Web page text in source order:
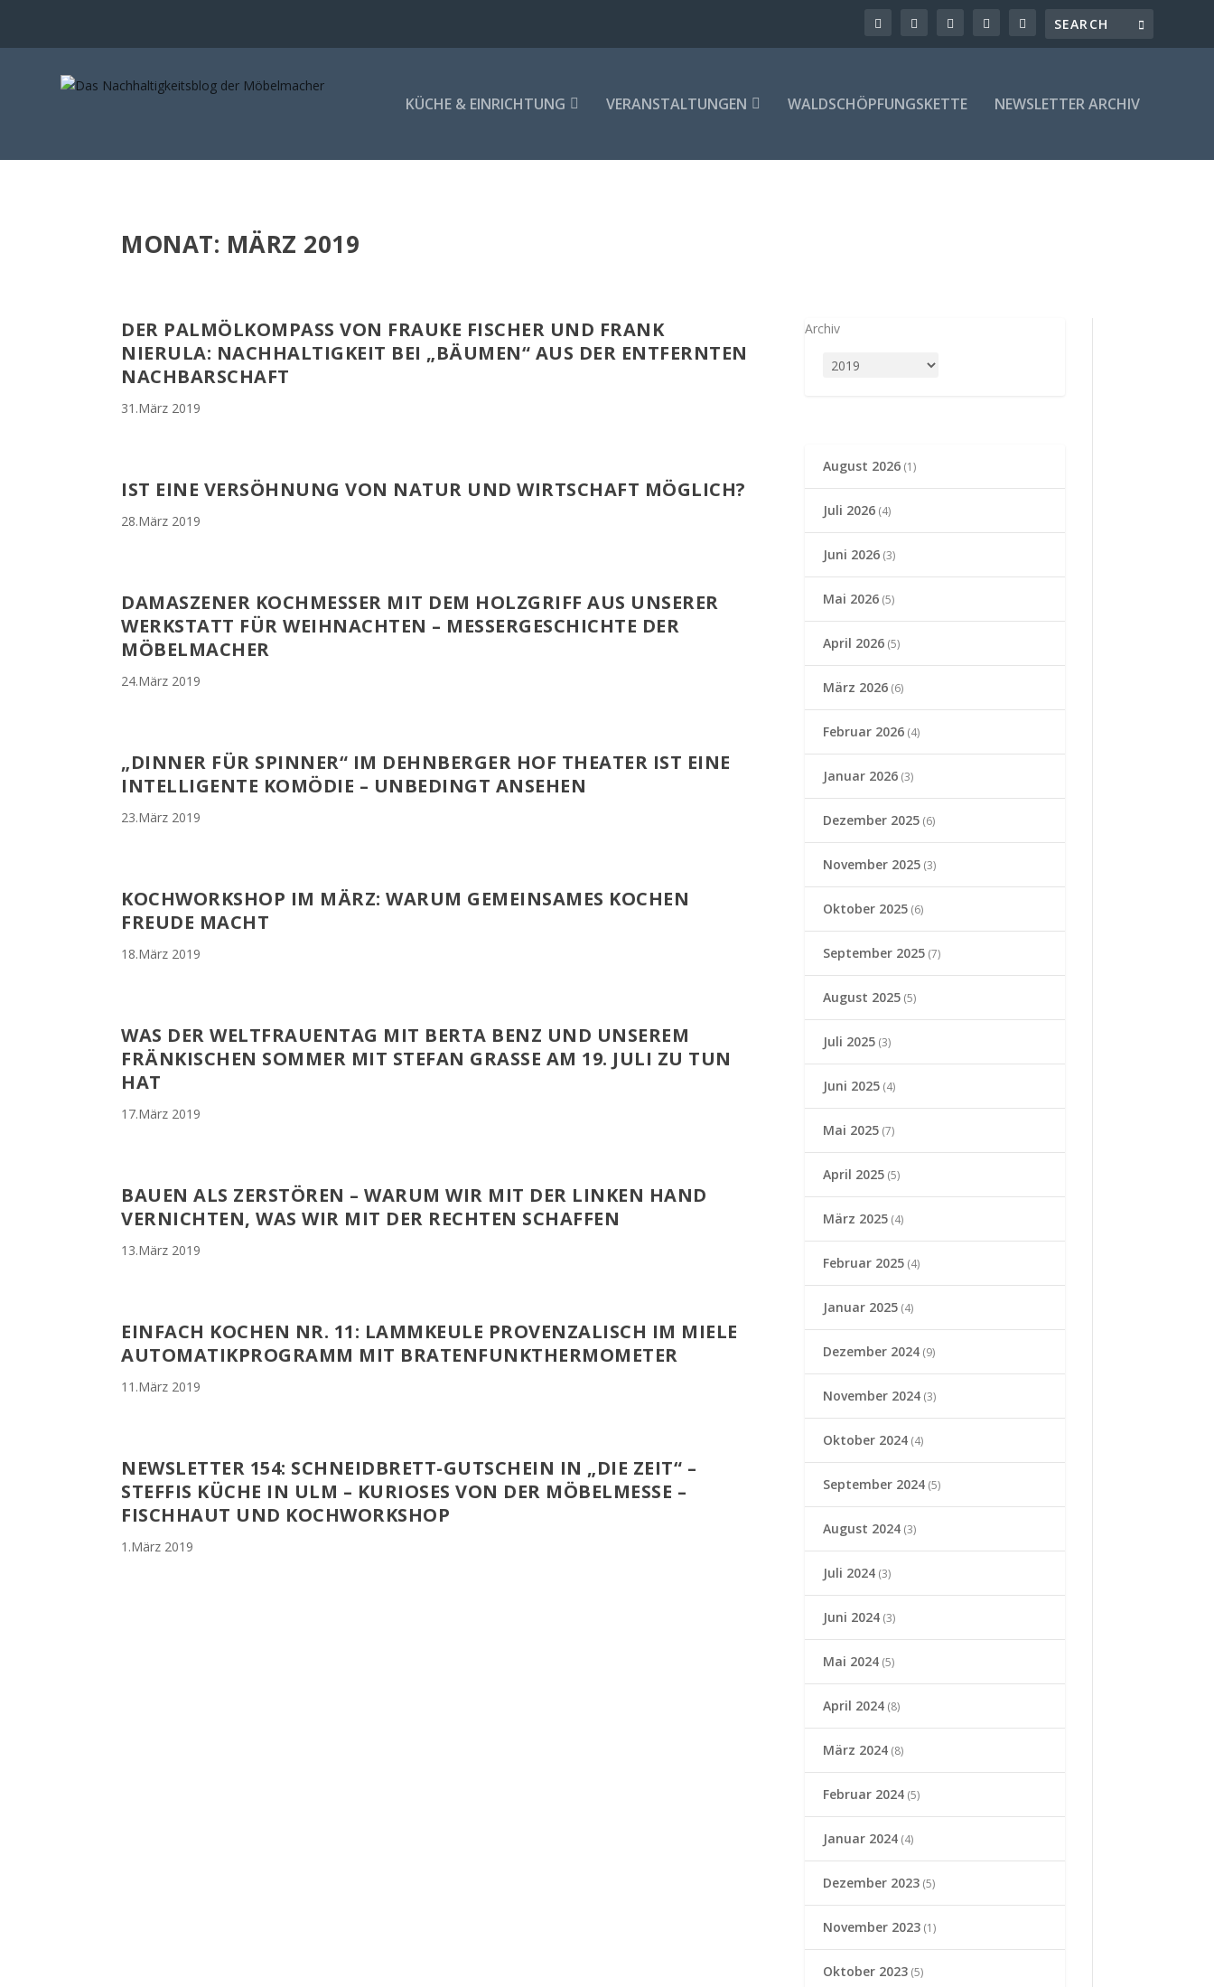
KÜCHE & EINRICHTUNG VERANSTALTUNGEN WALDSCHÖPFUNGSKETTE NEWSLETTER ARCHIV
MONAT: MÄRZ 2019
DER PALMÖLKOMPASS VON FRAUKE FISCHER UND FRANK
NIERULA: NACHHALTIGKEIT BEI „BÄUMEN“ AUS DER ENTFERNTEN
NACHBARSCHAFT
31.März 2019
IST EINE VERSÖHNUNG VON NATUR UND WIRTSCHAFT MÖGLICH?
28.März 2019
DAMASZENER KOCHMESSER MIT DEM HOLZGRIFF AUS UNSERER
WERKSTATT FÜR WEIHNACHTEN – MESSERGESCHICHTE DER
MÖBELMACHER
24.März 2019
„DINNER FÜR SPINNER“ IM DEHNBERGER HOF THEATER IST EINE
INTELLIGENTE KOMÖDIE – UNBEDINGT ANSEHEN
23.März 2019
KOCHWORKSHOP IM MÄRZ: WARUM GEMEINSAMES KOCHEN
FREUDE MACHT
18.März 2019
WAS DER WELTFRAUENTAG MIT BERTA BENZ UND UNSEREM
FRÄNKISCHEN SOMMER MIT STEFAN GRASSE AM 19. JULI ZU TUN
HAT
17.März 2019
BAUEN ALS ZERSTÖREN – WARUM WIR MIT DER LINKEN HAND
VERNICHTEN, WAS WIR MIT DER RECHTEN SCHAFFEN
13.März 2019
EINFACH KOCHEN NR. 11: LAMMKEULE PROVENZALISCH IM MIELE
AUTOMATIKPROGRAMM MIT BRATENFUNKTHERMOMETER
11.März 2019
NEWSLETTER 154: SCHNEIDBRETT-GUTSCHEIN IN „DIE ZEIT“ –
STEFFIS KÜCHE IN ULM – KURIOSES VON DER MÖBELMESSE –
FISCHHAUT UND KOCHWORKSHOP
1.März 2019
Archiv
August 2026(1)
Juli 2026(4)
Juni 2026(3)
Mai 2026(5)
April 2026(5)
März 2026(6)
Februar 2026(4)
Januar 2026(3)
Dezember 2025(6)
November 2025(3)
Oktober 2025(6)
September 2025(7)
August 2025(5)
Juli 2025(3)
Juni 2025(4)
Mai 2025(7)
April 2025(5)
März 2025(4)
Februar 2025(4)
Januar 2025(4)
Dezember 2024(9)
November 2024(3)
Oktober 2024(4)
September 2024(5)
August 2024(3)
Juli 2024(3)
Juni 2024(3)
Mai 2024(5)
April 2024(8)
März 2024(8)
Februar 2024(5)
Januar 2024(4)
Dezember 2023(5)
November 2023(1)
Oktober 2023(5)